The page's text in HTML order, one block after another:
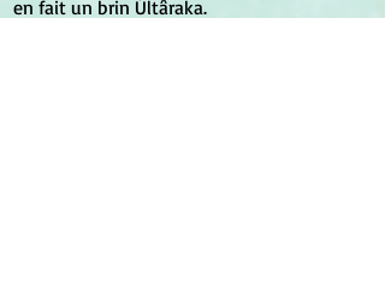
en fait un brin Últâraka.